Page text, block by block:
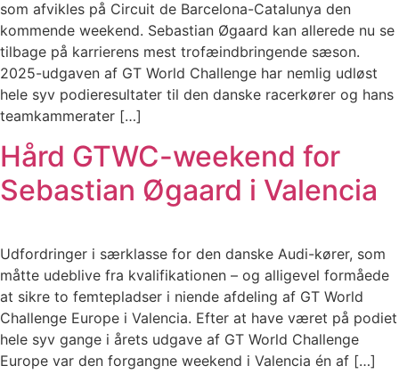
som afvikles på Circuit de Barcelona-Catalunya den
kommende weekend. Sebastian Øgaard kan allerede nu se
tilbage på karrierens mest trofæindbringende sæson.
2025-udgaven af GT World Challenge har nemlig udløst
hele syv podieresultater til den danske racerkører og hans
teamkammerater […]
Hård GTWC-weekend for
Sebastian Øgaard i Valencia
Udfordringer i særklasse for den danske Audi-kører, som
måtte udeblive fra kvalifikationen – og alligevel formåede
at sikre to femtepladser i niende afdeling af GT World
Challenge Europe i Valencia. Efter at have været på podiet
hele syv gange i årets udgave af GT World Challenge
Europe var den forgangne weekend i Valencia én af […]